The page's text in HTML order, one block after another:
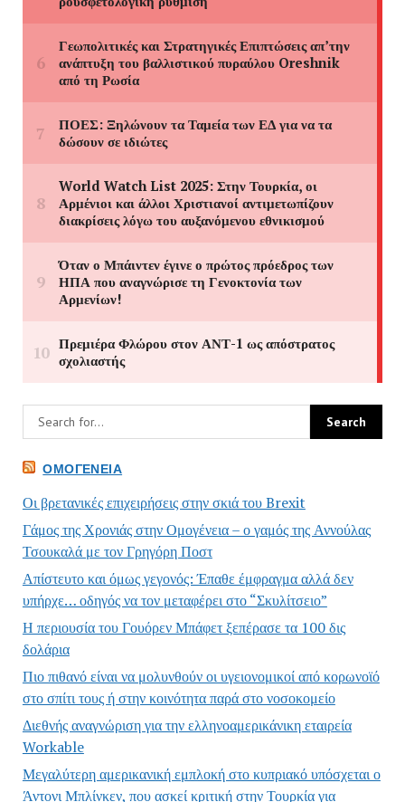
ΟΜΟΓΈΝΕΙΑ
Οι βρετανικές επιχειρήσεις στην σκιά του Brexit
Γάμος της Χρονιάς στην Ομογένεια – ο γαμός της Αννούλας
Τσουκαλά με τον Γρηγόρη Ποστ
Απίστευτο και όμως γεγονός: Έπαθε έμφραγμα αλλά δεν
υπήρχε… οδηγός να τον μεταφέρει στο “Σκυλίτσειο”
Η περιουσία του Γουόρεν Μπάφετ ξεπέρασε τα 100 δις
δολάρια
Πιο πιθανό είναι να μολυνθούν οι υγειονομικοί από κορωνοϊό
στο σπίτι τους ή στην κοινότητα παρά στο νοσοκομείο
Διεθνής αναγνώριση για την ελληνοαμερικάνικη εταιρεία
Workable
Μεγαλύτερη αμερικανική εμπλοκή στο κυπριακό υπόσχεται ο
Άντονι Μπλίνκεν, που ασκεί κριτική στην Τουρκία για